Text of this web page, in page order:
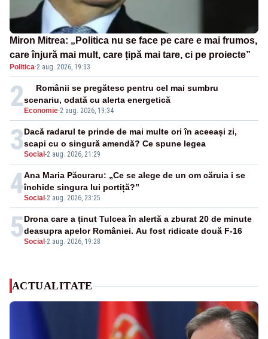
Miron Mitrea: „Politica nu se face pe care e mai frumos,
care înjură mai mult, care țipă mai tare, ci pe proiecte”
Politica·2 aug. 2026, 19:33
2 Economie-2 aug. 2026, 19:34
Românii se pregătesc pentru cel mai sumbru
scenariu, odată cu alerta energetică
3Social -2 aug. 2026, 21:29
Dacă radarul te prinde de mai multe ori în aceeași zi,
scapi cu o singură amendă? Ce spune legea
4Social -2 aug. 2026, 23:25
Ana Maria Păcuraru: „Ce se alege de un om căruia i se
închide singura lui portiță?”
5Social -2 aug. 2026, 19:28
Drona care a ținut Tulcea în alertă a zburat 20 de minute
deasupra apelor României. Au fost ridicate două F-16
ACTUALITATE